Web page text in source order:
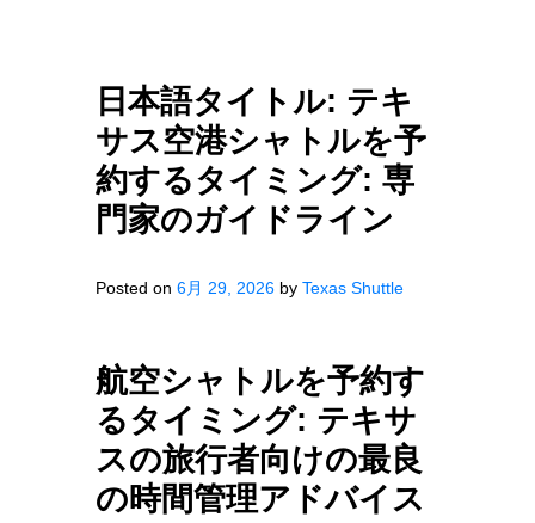
日本語タイトル: テキ
サス空港シャトルを予
約するタイミング: 専
門家のガイドライン
Posted on 6月 29, 2026 by Texas Shuttle
航空シャトルを予約す
るタイミング: テキサ
スの旅行者向けの最良
の時間管理アドバイス